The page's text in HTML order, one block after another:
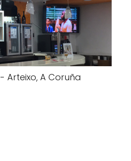
Arteixo, A Coruña